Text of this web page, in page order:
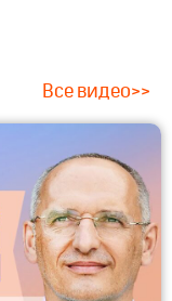
Все видео>>